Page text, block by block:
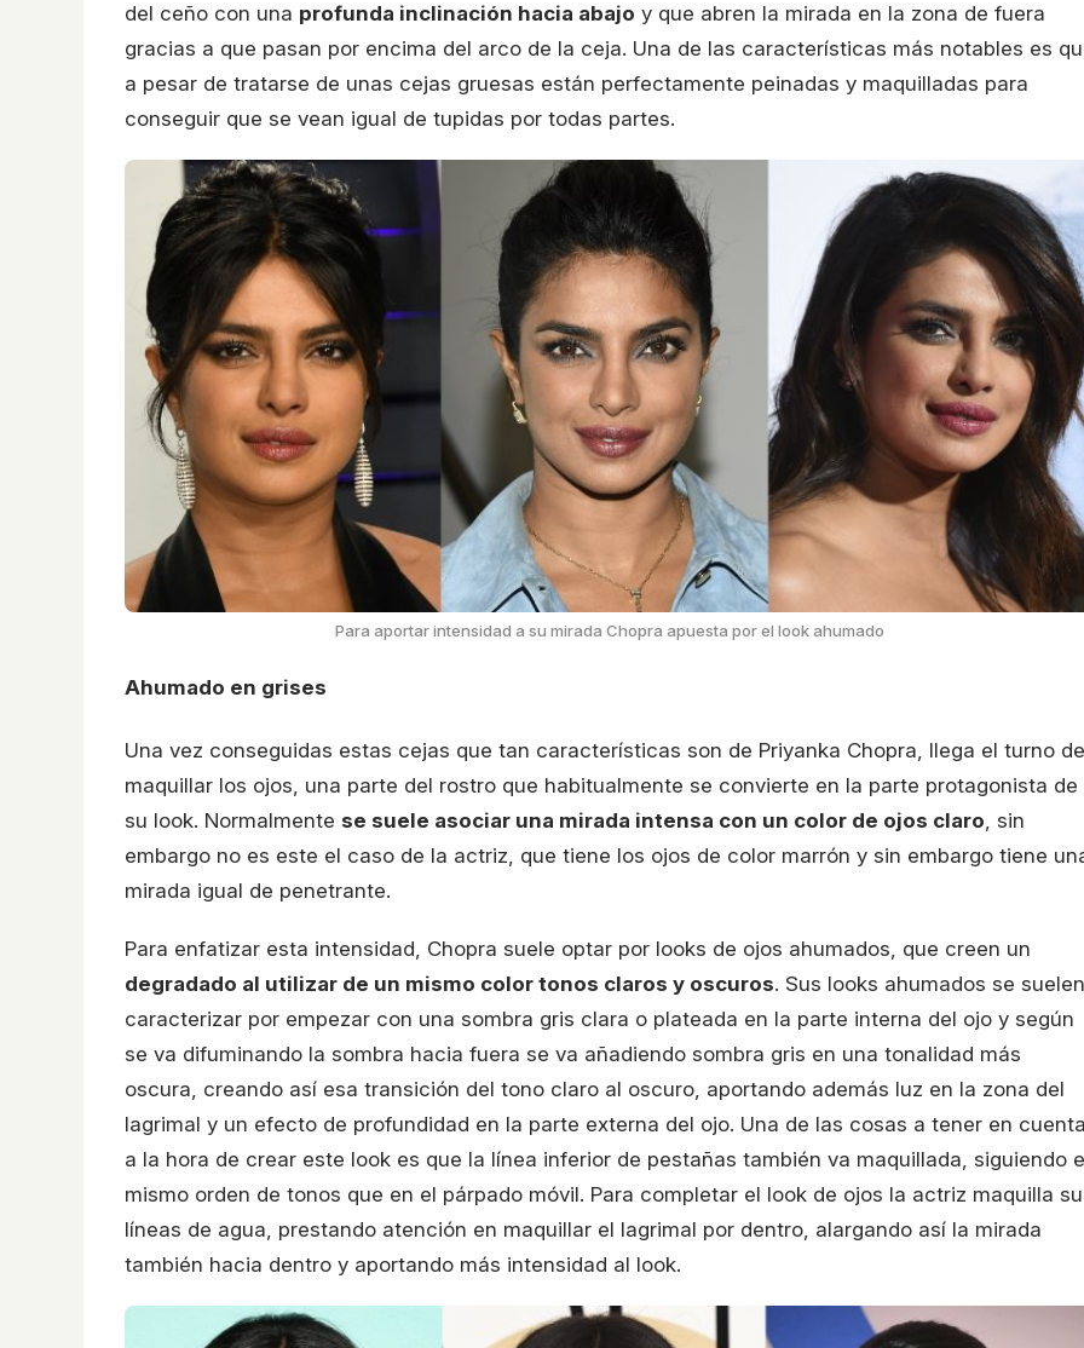
del ceño con una profunda inclinación hacia abajo y que abren la mirada en la zona de fuera
gracias a que pasan por encima del arco de la ceja. Una de las características más notables es
a pesar de tratarse de unas cejas gruesas están perfectamente peinadas y maquilladas para
conseguir que se vean igual de tupidas por todas partes.
Para aportar intensidad a su mirada Chopra apuesta por el look ahumado
Ahumado en grises
Una vez conseguidas estas cejas que tan características son de Priyanka Chopra, llega el turno de
maquillar los ojos, una parte del rostro que habitualmente se convierte en la parte protagonista de
su look. Normalmente se suele asociar una mirada intensa con un color de ojos claro , sin
embargo no es este el caso de la actriz, que tiene los ojos de color marrón y sin embargo tiene
mirada igual de penetrante.
Para enfatizar esta intensidad, Chopra suele optar por looks de ojos ahumados, que creen un
degradado al utilizar de un mismo color tonos claros y oscuros. Sus looks ahumados se suelen
caracterizar por empezar con una sombra gris clara o plateada en la parte interna del ojo y según
se va difuminando la sombra hacia fuera se va añadiendo sombra gris en una tonalidad más
oscura, creando así esa transición del tono claro al oscuro, aportando además luz en la zona del
lagrimal y un efecto de profundidad en la parte externa del ojo. Una de las cosas a tener en
a la hora de crear este look es que la línea inferior de pestañas también va maquillada, siguiendo
mismo orden de tonos que en el párpado móvil. Para completar el look de ojos la actriz maquilla
líneas de agua, prestando atención en maquillar el lagrimal por dentro, alargando así la mirada
también hacia dentro y aportando más intensidad al look.